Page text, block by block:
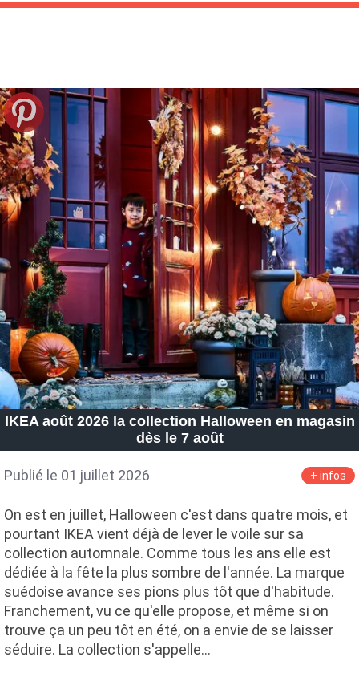
IKEA août 2026 la collection Halloween en magasin
dès le 7 août
Publié le 01 juillet 2026 + infos
On est en juillet, Halloween c'est dans quatre mois, et
pourtant IKEA vient déjà de lever le voile sur sa
collection automnale. Comme tous les ans elle est
dédiée à la fête la plus sombre de l'année. La marque
suédoise avance ses pions plus tôt que d'habitude.
Franchement, vu ce qu'elle propose, et même si on
trouve ça un peu tôt en été, on a envie de se laisser
séduire. La collection s'appelle…